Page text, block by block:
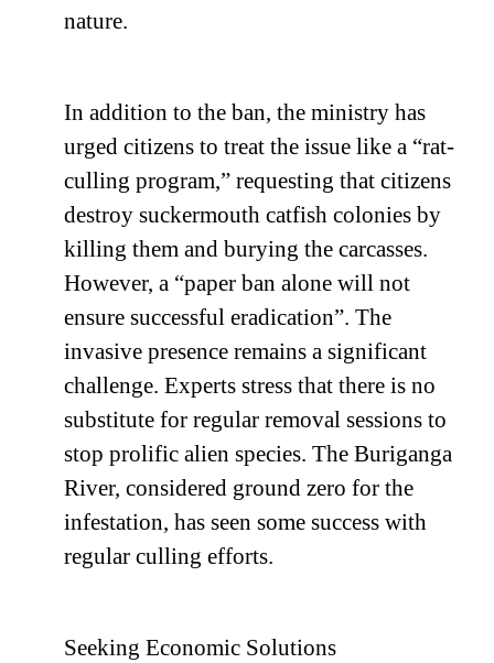
nature.
In addition to the ban, the ministry has
urged citizens to treat the issue like a “rat-
culling program,” requesting that citizens
destroy suckermouth catfish colonies by
killing them and burying the carcasses.
However, a “paper ban alone will not
ensure successful eradication”. The
invasive presence remains a significant
challenge. Experts stress that there is no
substitute for regular removal sessions to
stop prolific alien species. The Buriganga
River, considered ground zero for the
infestation, has seen some success with
regular culling efforts.
Seeking Economic Solutions